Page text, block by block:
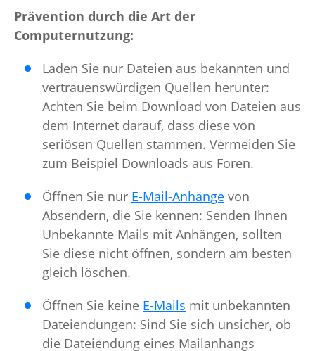
Prävention durch die Art der
Computernutzung:
Laden Sie nur Dateien aus bekannten und
vertrauenswürdigen Quellen herunter:
Achten Sie beim Download von Dateien aus
dem Internet darauf, dass diese von
seriösen Quellen stammen. Vermeiden Sie
zum Beispiel Downloads aus Foren.
Öffnen Sie nur E-Mail-Anhänge von
Absendern, die Sie kennen: Senden Ihnen
Unbekannte Mails mit Anhängen, sollten
Sie diese nicht öffnen, sondern am besten
gleich löschen.
Öffnen Sie keine E-Mails mit unbekannten
Dateiendungen: Sind Sie sich unsicher, ob
die Dateiendung eines Mailanhangs